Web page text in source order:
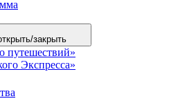
закрыть
путешествий»
Экспресса»